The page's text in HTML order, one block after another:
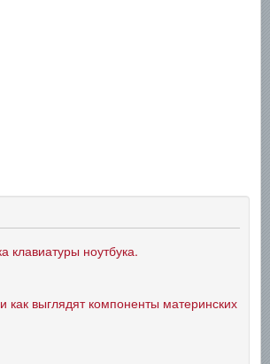
клавиатуры ноутбука.
как выглядят компоненты материнских